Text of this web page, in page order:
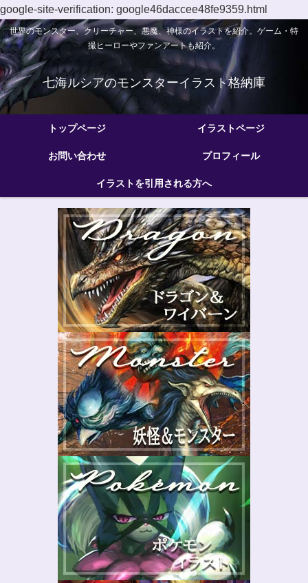
google-site-verification: google46daccee48fe9359.html
世界のモンスター、クリーチャー、悪魔、神様のイラストを紹介。ゲーム・特
撮ヒーローやファンアートも紹介。
七海ルシアのモンスターイラスト格納庫
トップページ イラストページ
お問い合わせ プロフィール
イラストを引用される方へ